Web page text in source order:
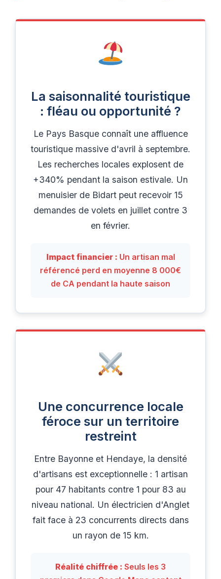
La saisonnalité touristique
: fléau ou opportunité ?
Le Pays Basque connaît une affluence
touristique massive d'avril à septembre.
Les recherches locales explosent de
+340% pendant la saison estivale. Un
menuisier de Bidart peut recevoir 15
demandes de volets en juillet contre 3
en février.
Impact financier : Un artisan mal
référencé perd en moyenne 8 000€
de CA pendant la haute saison
Une concurrence locale
féroce sur un territoire
restreint
Entre Bayonne et Hendaye, la densité
d'artisans est exceptionnelle : 1 artisan
pour 47 habitants contre 1 pour 83 au
niveau national. Un électricien d'Anglet
fait face à 23 concurrents directs dans
un rayon de 15 km.
Réalité chiffrée : Seuls les 3